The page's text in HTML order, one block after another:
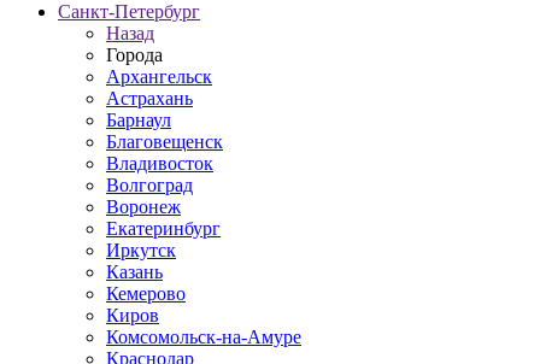
Санкт-Петербург
Назад
Города
Архангельск
Астрахань
Барнаул
Благовещенск
Владивосток
Волгоград
Воронеж
Екатеринбург
Иркутск
Казань
Кемерово
Киров
Комсомольск-на-Амуре
Краснодар